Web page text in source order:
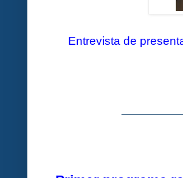
Entrevista de